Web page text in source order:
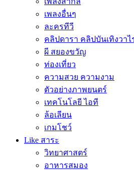
เพลงอื่นๆ
ละครทีวี
คลิปดารา คลิปบันเทิงวาไ
ผี สยองขวัญ
ท่องเที่ยว
ความสวย ความงาม
ตัวอย่างภาพยนตร์
เทคโนโลยี ไอที
ล้อเลียน
เกมโชว์
Like สาระ
วิทยาศาสตร์
อาหารสมอง